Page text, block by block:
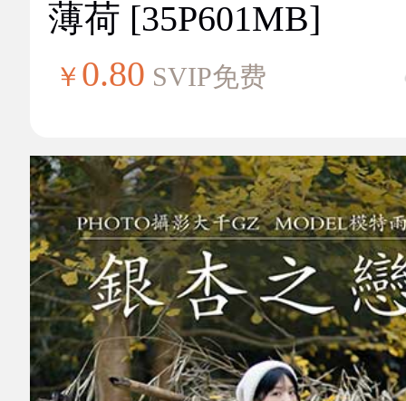
薄荷 [35P601MB]
￥ 0.80 SVIP免费